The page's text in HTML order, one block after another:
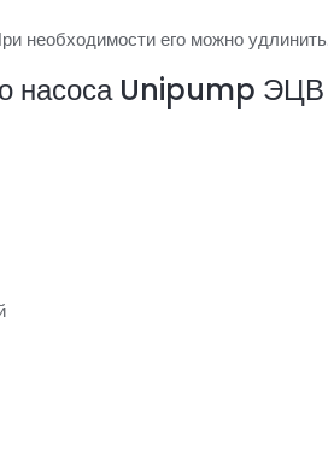
его можно
насоса Unipump